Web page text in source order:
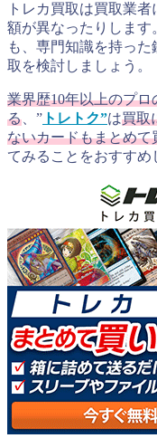
トレカ買取は買取業
額が異なったりしま
も、専門知識を持っ
取を検討しましょう。
業界歴10年以上のプ
る、” トレトク”は買取
ないカードもまとめて
てみることをおすすめ